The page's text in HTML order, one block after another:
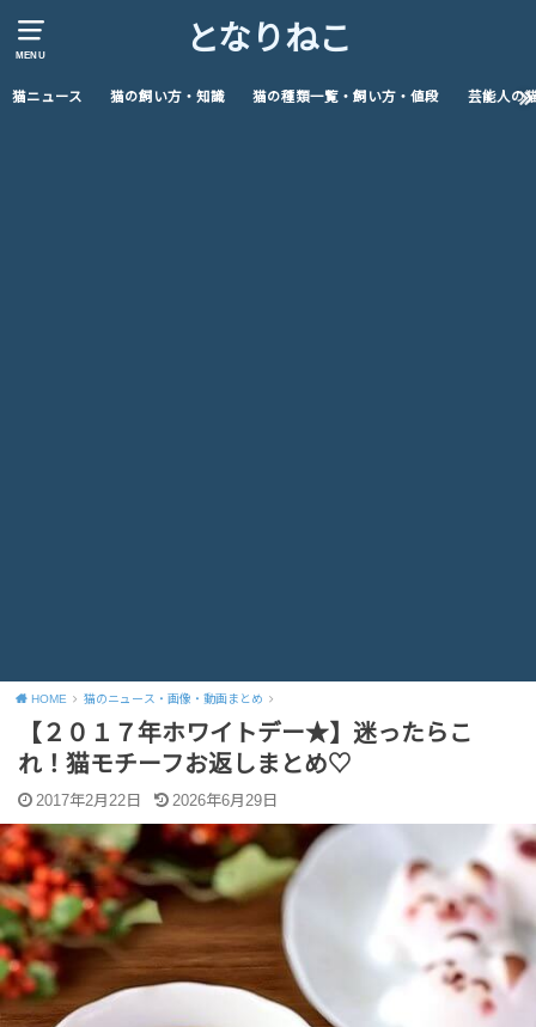
MENU となりねこ
猫ニュース 猫の飼い方・知識 猫の種類一覧・飼い方・値段 芸能人の
HOME 猫のニュース・画像・動画まとめ
【２０１７年ホワイトデー★】迷ったらこ
れ！猫モチーフお返しまとめ♡
2017年2月22日 2026年6月29日